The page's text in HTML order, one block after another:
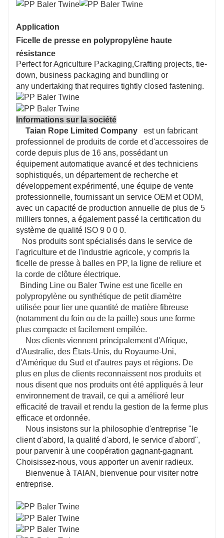
Application
Ficelle de presse en polypropylène haute
résistance
Perfect for Agriculture Packaging,Crafting projects, tie-
down, business packaging and bundling or
any undertaking that requires tightly closed fastening.
Informations sur la société
Taian Rope Limited Company
est un fabricant
professionnel de produits de corde et d'accessoires de
corde depuis plus de 16 ans, possédant un
équipement automatique avancé etdes techniciens
sophistiqués, un département de recherche et
développement expérimenté, une équipe de vente
professionnelle, fournissant un service OEM et ODM,
avec un capacité de production annuelle de plus de 5
milliers tonnes, a également passé la certification du
système de qualité ISO 9 0 0 0.
Nos produits sont spécialisés dans le service de
l'agriculture et de l'industrie agricole, y compris la
ficelle de presse à balles en PP, la ligne de reliure et
la corde de clôture électrique.
Binding Line ou Baler Twine est une ficelle en
polypropylène ou synthétique de petit diamètre
utilisée pour lier une quantité de matière fibreuse
(notamment du foin ou de la paille) sous une forme
plus compacte et facilement empilée.
Nos clients viennent principalement d'Afrique,
d'Australie, des États-Unis, du Royaume-Uni,
d'Amérique du Sud et d'autres pays et régions. De
plus en plus de clients reconnaissent nos produits et
nous disent que nos produits ont été appliqués à leur
environnement de travail, ce qui a amélioré leur
efficacité de travail et rendu la gestion de la ferme plus
efficace et ordonnée.
Nous insistons sur la philosophie d'entreprise "le
client d'abord, la qualité d'abord, le service d'abord",
pour parvenir à une coopération gagnant-gagnant.
Choisissez-nous, vous apporter un avenir radieux.
Bienvenue à TAIAN, bienvenue pour visiter notre
entreprise.